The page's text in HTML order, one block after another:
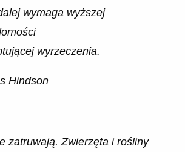
wymaga wyższej
wyrzeczenia.
Hindson
zatruwają. Zwierzęta i rośliny